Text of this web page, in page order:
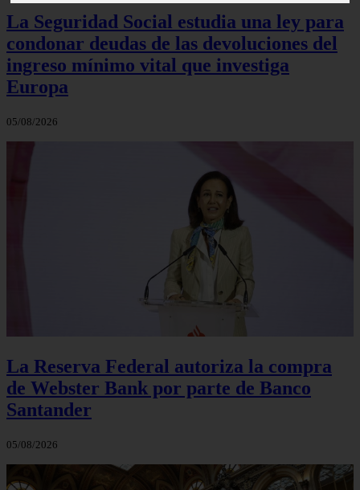
La Seguridad Social estudia una ley para
condonar deudas de las devoluciones del
ingreso mínimo vital que investiga
Europa
05/08/2026
La Reserva Federal autoriza la compra
de Webster Bank por parte de Banco
Santander
05/08/2026